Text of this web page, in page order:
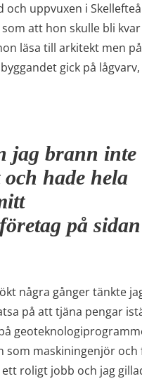
och uppvuxen i
att hon skulle bli
läsa till arkitekt men
gick på
jag brann inte
hade hela
på sidan
några gånger tänkte
på att tjäna pengar
som maskiningenjör och
roligt jobb och jag